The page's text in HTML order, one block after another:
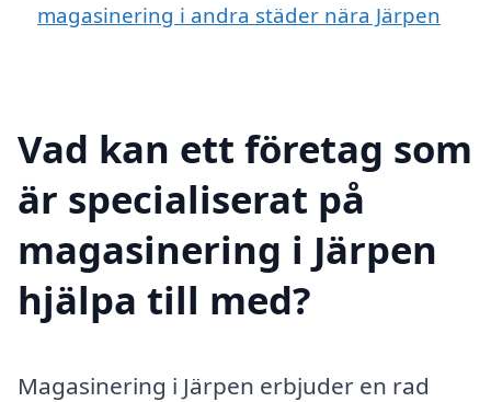
magasinering i andra städer nära Järpen
Vad kan ett företag som
är specialiserat på
magasinering i Järpen
hjälpa till med?
Magasinering i Järpen erbjuder en rad